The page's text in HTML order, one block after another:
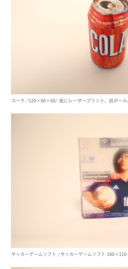
コーラ /120×60×60/紙にレーザープリント、段ボー
サッカーゲームソフト /サッカーゲームソフト